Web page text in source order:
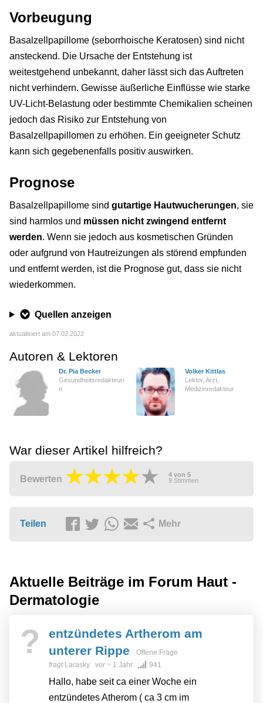
Vorbeugung
Basalzellpapillome (seborrhoische Keratosen) sind nicht
ansteckend. Die Ursache der Entstehung ist
weitestgehend unbekannt, daher lässt sich das Auftreten
nicht verhindern. Gewisse äußerliche Einflüsse wie starke
UV-Licht-Belastung oder bestimmte Chemikalien scheinen
jedoch das Risiko zur Entstehung von
Basalzellpapillomen zu erhöhen. Ein geeigneter Schutz
kann sich gegebenenfalls positiv auswirken.
Prognose
Basalzellpapillome sind gutartige Hautwucherungen, sie
sind harmlos und müssen nicht zwingend entfernt
werden. Wenn sie jedoch aus kosmetischen Gründen
oder aufgrund von Hautreizungen als störend empfunden
und entfernt werden, ist die Prognose gut, dass sie nicht
wiederkommen.
Quellen anzeigen
aktualisiert am 07.02.2022
Autoren & Lektoren
Dr. Pia Becker
Gesundheitsredakteuri
n
Volker Kittlas
Lektor, Arzt,
Medizinredakteur
War dieser Artikel hilfreich?
Bewerten 4 von 5
9 Stimmen
Teilen Mehr
Aktuelle Beiträge im Forum Haut -
Dermatologie
?
entzündetes Artherom am
unterer Rippe
Offene Frage
fragt Larasky vor~ 1 Jahr 941
Hallo, habe seit ca einer Woche ein
entzündetes Atherom ( ca 3 cm im